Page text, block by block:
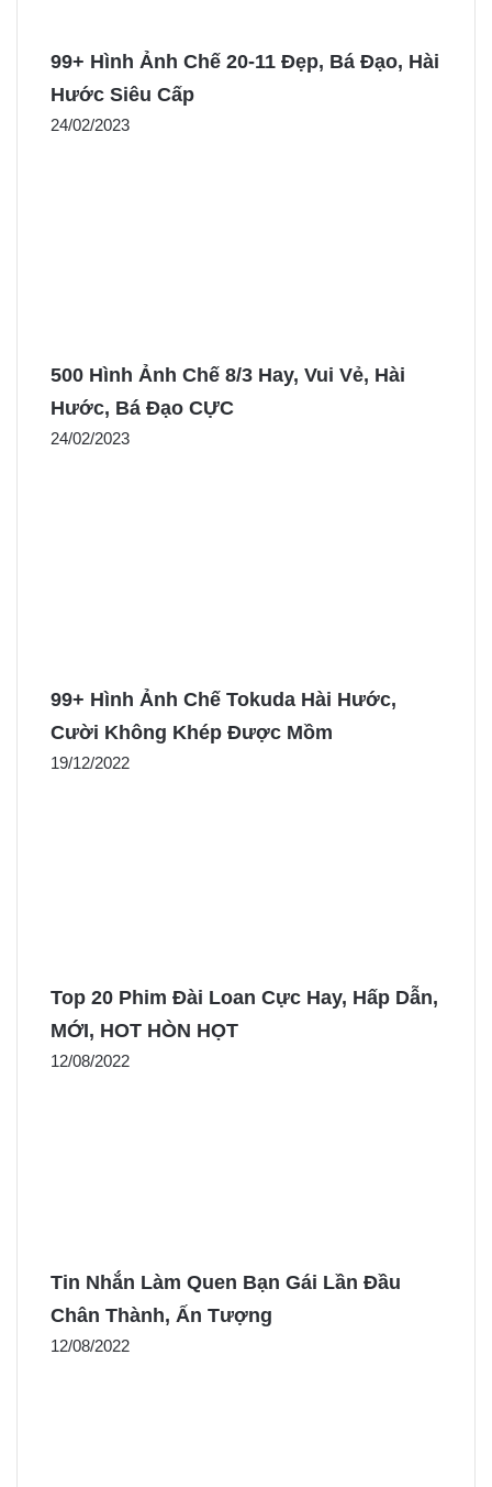
99+ Hình Ảnh Chế 20-11 Đẹp, Bá Đạo, Hài
Hước Siêu Cấp
24/02/2023
500 Hình Ảnh Chế 8/3 Hay, Vui Vẻ, Hài
Hước, Bá Đạo CỰC
24/02/2023
99+ Hình Ảnh Chế Tokuda Hài Hước,
Cười Không Khép Được Mồm
19/12/2022
Top 20 Phim Đài Loan Cực Hay, Hấp Dẫn,
MỚI, HOT HÒN HỌT
12/08/2022
Tin Nhắn Làm Quen Bạn Gái Lần Đầu
Chân Thành, Ấn Tượng
12/08/2022